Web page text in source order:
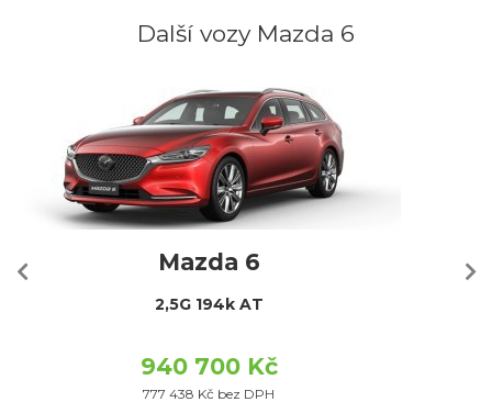
Další vozy Mazda 6
Mazda 6
2,5G 194k AT
940 700 Kč
777 438 Kč bez DPH